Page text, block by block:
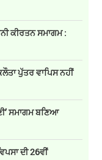
ਕੀਰਤਨ ਸਮਾਗਮ :
ਪੁੱਤਰ ਵਾਪਿਸ ਨਹੀਂ
ਸਮਾਗਮ ਬਣਿਆ
ਦੀ 26ਵੀਂ